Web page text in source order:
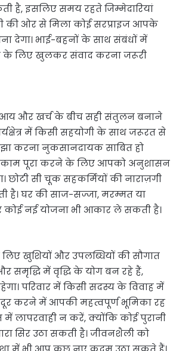
है, इसलिए समय रहते जिम्मेदारियां
की ओर से मिला कोई सरप्राइज आपके
देगा। भाई-बहनों के साथ संबंधों में
के लिए खुलकर संवाद करना जरूरी
और खर्च के बीच सही संतुलन बनाने
में किसी सहयोगी के साथ जरूरत से
करना नुकसानदायक साबित हो
पूरा करने के लिए आपको अनुशासन
छोटी सी चूक सहकर्मियों की नाराज़गी
है। घर की साज-सज्जा, मरम्मत या
नई योजना भी आकार ले सकती है।
खुशियों और उपलब्धियों की सौगात
समृद्धि में वृद्धि के योग बन रहे हैं,
परिवार में किसी सदस्य के विवाह में
करने में आपकी महत्वपूर्ण भूमिका रह
लापरवाही न करें, क्योंकि कोई पुरानी
सिर उठा सकती है। जीवनशैली को